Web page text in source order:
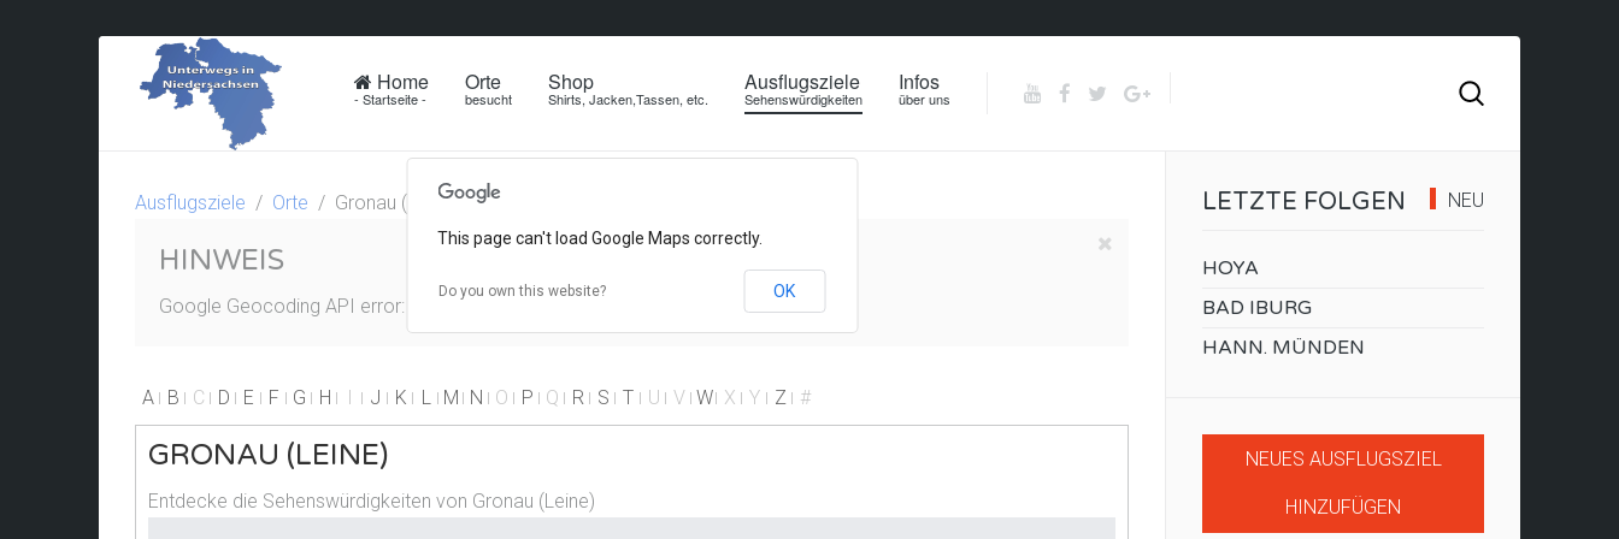
Home
- Startseite -
Orte
besucht
Shop
Shirts, Jacken,Tassen, etc.
Ausflugsziele
Sehenswürdigkeiten
Infos
über uns
Ausflugsziele Orte Gronau (Leine)
HINWEIS
Google Geocoding API error: The request was denied.
A B C D E F G H I J K L M N O P Q R S T U V W X Y Z #
GRONAU (LEINE)
Entdecke die Sehenswürdigkeiten von Gronau (Leine)
This page can't load Google Maps correctly.
Do you own this website? OK
NEU
LETZTE FOLGEN
HOYA
BAD IBURG
HANN. MÜNDEN
NEUES AUSFLUGSZIEL
HINZUFÜGEN